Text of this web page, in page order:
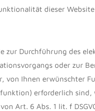
dieser
zur Durchführung des
oder zur
von Ihnen erwünschter
erforderlich sind,
Art. 6 Abs. 1 lit. f